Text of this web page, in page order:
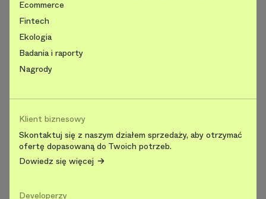
Ecommerce
Fintech
Ekologia
Badania i raporty
Nagrody
Klient biznesowy
Skontaktuj się z naszym działem sprzedaży, aby otrzymać
ofertę dopasowaną do Twoich potrzeb.
Dowiedz się więcej
Developerzy